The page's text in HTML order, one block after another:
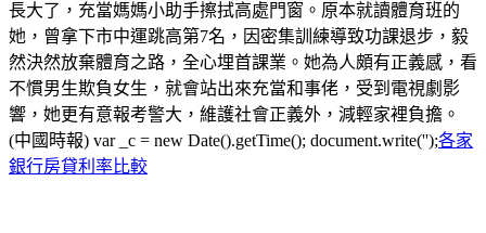
長大了，充當媽媽小助手擦拭高處門窗。原本就讀體育班的
她，曾拿下市中運跳高第7名，因密集訓練導致功課退步，毅
然決然放棄體育之路，全心埋首課業。她為人頗有正義感，看
不慣男生欺負女生，就會站出來充當和事佬，受到電視劇影
響，她更有意報考警大，維護社會正義外，減輕家裡負擔。
(中國時報) var _c = new Date().getTime(); document.write('');各家
銀行房貸利率比較